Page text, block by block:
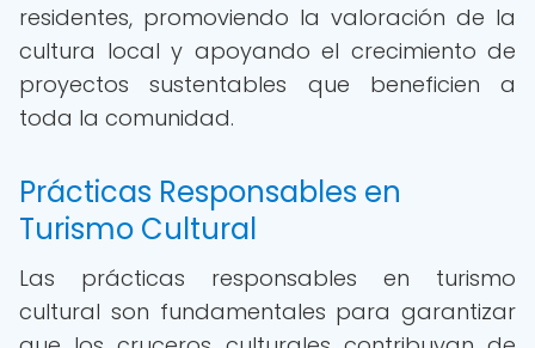
residentes, promoviendo la valoración de la
cultura local y apoyando el crecimiento de
proyectos sustentables que beneficien a
toda la comunidad.
Prácticas Responsables en
Turismo Cultural
Las prácticas responsables en turismo
cultural son fundamentales para garantizar